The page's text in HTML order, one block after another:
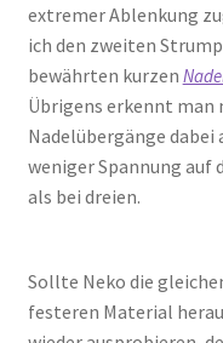
extremer Ablenkung
ich den zweiten
bewährten kurzen
Übrigens erkennt man
Nadelübergänge dabei
weniger Spannung auf
als bei dreien.
Sollte Neko die
festeren Material